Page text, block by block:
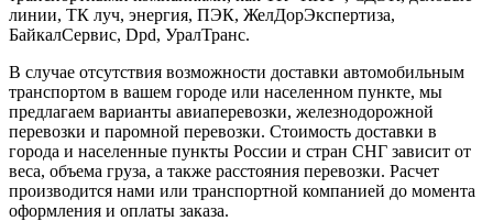
линии, ТК луч, энергия, ПЭК, ЖелДорЭкспертиза,
БайкалСервис, Dpd, УралТранс.
В случае отсутствия возможности доставки автомобильным
транспортом в вашем городе или населенном пункте, мы
предлагаем варианты авиаперевозки, железнодорожной
перевозки и паромной перевозки. Стоимость доставки в
города и населенные пункты России и стран СНГ зависит от
веса, объема груза, а также расстояния перевозки. Расчет
производится нами или транспортной компанией до момента
оформления и оплаты заказа.